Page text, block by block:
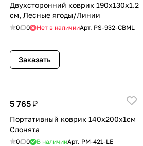
Двухсторонний коврик 190x130x1.2
см, Лесные ягоды/Линии
0 0 Нет в наличииАрт. PS-932-CBML
Заказать
5 765 ₽
Портативный коврик 140x200x1см
Слонята
0 0 В наличииАрт. PM-421-LE